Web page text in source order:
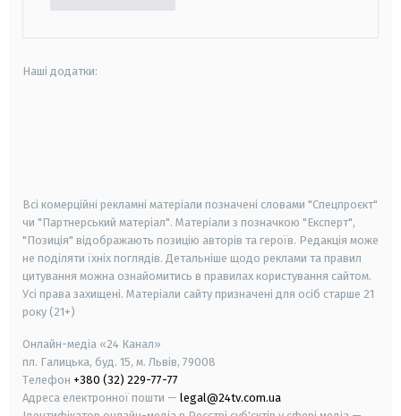
Наші додатки:
Всі комерційні рекламні матеріали позначені словами "Спецпроєкт"
чи "Партнерський матеріал". Матеріали з позначкою "Експерт",
"Позиція" відображають позицію авторів та героїв. Редакція може
не поділяти їхніх поглядів. Детальніше щодо реклами та правил
цитування можна ознайомитись в правилах користування сайтом.
Усі права захищені. Матеріали сайту призначені для осіб старше 21
року (21+)
Онлайн-медіа «24 Канал»
пл. Галицька, буд. 15, м. Львів, 79008
Телефон +380 (32) 229-77-77
Адреса електронної пошти — legal@24tv.com.ua